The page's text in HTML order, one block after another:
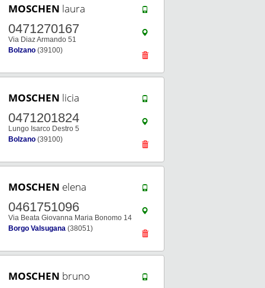
MOSCHEN laura
0471270167
Via Diaz Armando 51
Bolzano (39100)
MOSCHEN licia
0471201824
Lungo Isarco Destro 5
Bolzano (39100)
MOSCHEN elena
0461751096
Via Beata Giovanna Maria Bonomo 14
Borgo Valsugana (38051)
MOSCHEN bruno